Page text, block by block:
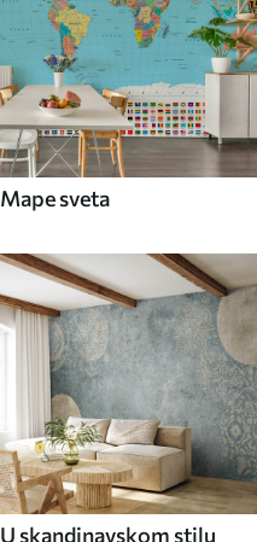
Mape sveta
U skandinavskom stilu